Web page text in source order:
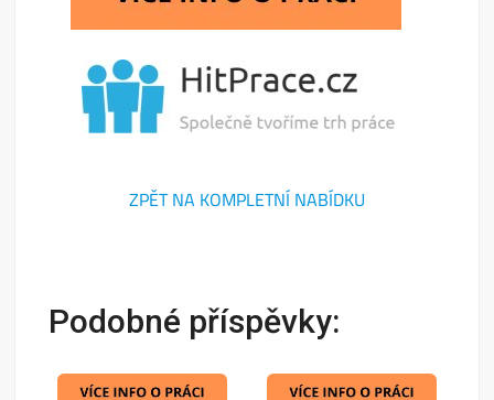
ZPĚT NA KOMPLETNÍ NABÍDKU
Podobné příspěvky: